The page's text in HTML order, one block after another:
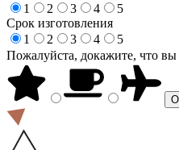
1
2 3 4
5
Срок изготовления
1
2 3 4
5
Пожалуйста, докажите, что вы